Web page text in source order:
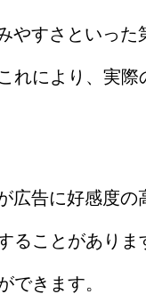
やすさといった
れにより、実際
広告に好感度の
ることがあり
できます。